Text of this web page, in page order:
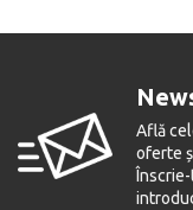
Află
oferte